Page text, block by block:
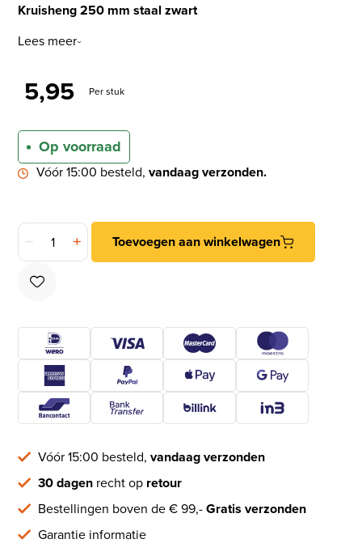
Kruisheng 250 mm staal zwart
Lees meer
5,95 Per stuk
Op voorraad
Vóór 15:00 besteld,vandaag verzonden.
Kruisheng 250 mm staal zwart aantal
Toevoegen aan winkelwagen
Vóór 15:00 besteld,vandaag verzonden
30 dagen recht op retour
Bestellingen boven de € 99,-Gratis verzonden
Garantie informatie